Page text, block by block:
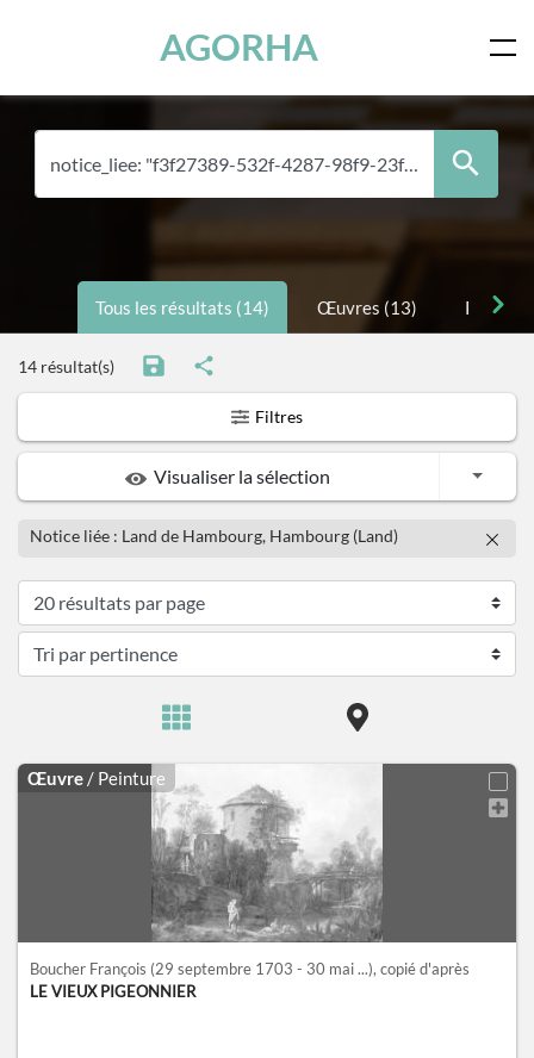
AGORHA
Tous les résultats (14) Œuvres (13)
14 résultat(s)
Filtres
Visualiser la sélection Toggle
Notice liée : Land de Hambourg, Hambourg (Land)
Œuvre / Peinture
Boucher François (29 septembre 1703 - 30 mai ...), copié d'après
LE VIEUX PIGEONNIER